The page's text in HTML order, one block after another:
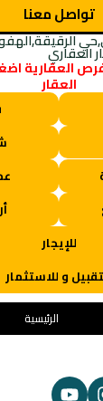
تواصل معنا
العقاري
العقارية
العقار
للإيجار
و للاستثمار
الرئيسية